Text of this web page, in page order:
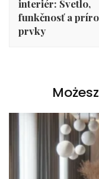
interiér: Svetlo,
funkčnosť a
prvky